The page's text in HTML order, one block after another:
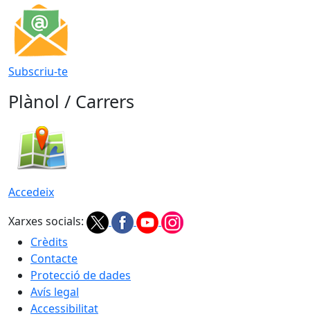
Subscriu-te
Plànol / Carrers
Accedeix
Xarxes socials:
Crèdits
Contacte
Protecció de dades
Avís legal
Accessibilitat